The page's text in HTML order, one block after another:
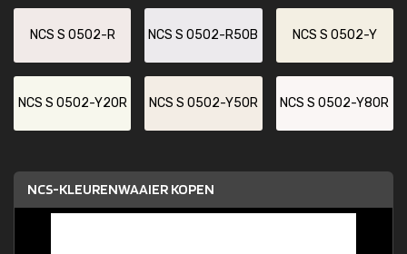
NCS S 0502-R NCS S 0502-R50B NCS S 0502-Y
NCS S 0502-Y20R NCS S 0502-Y50R NCS S 0502-Y80R
NCS-KLEURENWAAIER KOPEN